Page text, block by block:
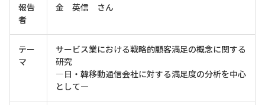
報告
者
金 英信 さん
テー
マ
サービス業における戦略的顧客満足の概念に関する
研究
―日・韓移動通信会社に対する満足度の分析を中心
として―